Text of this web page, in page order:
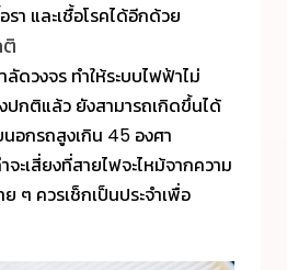
า และเชื้อโรคได้อีกด้วย
ดวงจร ทำให้ระบบไฟฟ้าไม่
ปกติแล้ว ยังสามารถเกิดขึ้นได้
อกรถสูงเกิน 45 องศา
จะเสี่ยงที่สายไฟจะไหม้จากความ
ๆ ควรเช็กเป็นประจำเพื่อ